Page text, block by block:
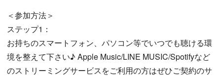
＜参加方法＞
ステップ1：
お持ちのスマートフォン、パソコン等でいつでも聴ける環
境を整えて下さい♪ Apple Music/LINE MUSIC/Spotifyなど
のストリーミングサービスをご利用の方はぜひご契約のサ